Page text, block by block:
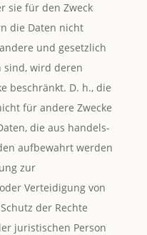
sie für den Zweck
die Daten nicht
und gesetzlich
sind, wird deren
beschränkt. D. h., die
für andere Zwecke
die aus handels-
aufbewahrt werden
zur
Verteidigung von
der Rechte
juristischen Person